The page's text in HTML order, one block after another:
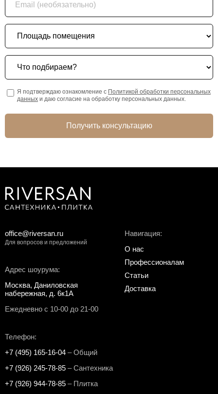
Площадь помещения
Что подбираем?
Я подтверждаю ознакомление с Политикой обработки персональных
данных и даю согласие на обработку персональных данных.
Получить консультацию
Адрес шоурума:
Москва, Даниловская
набережная, д. 6к1А
Ежедневно с 10-00 до 21-00
Телефон:
+7 (495) 165-16-04 – Общий
+7 (926) 245-78-85 – Сантехника
+7 (926) 944-78-85 – Плитка
Навигация:
О нас
Профессионалам
Статьи
Доставка
office@riversan.ru
Для вопросов и предложений